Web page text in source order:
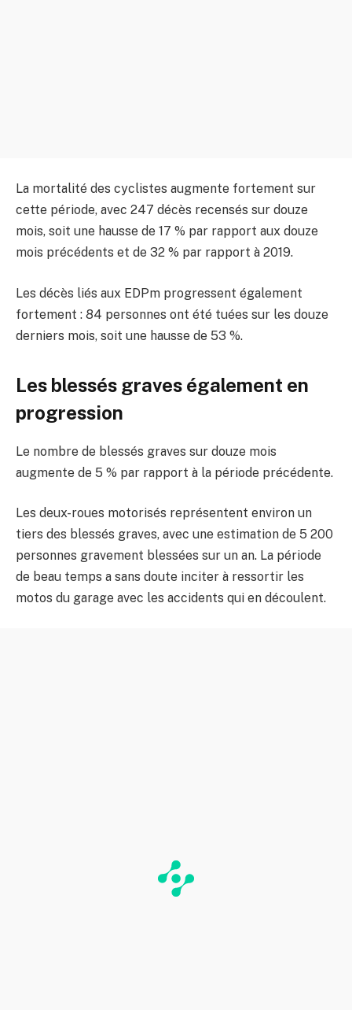
La mortalité des cyclistes augmente fortement sur
cette période, avec 247 décès recensés sur douze
mois, soit une hausse de 17 % par rapport aux douze
mois précédents et de 32 % par rapport à 2019.
Les décès liés aux EDPm progressent également
fortement : 84 personnes ont été tuées sur les douze
derniers mois, soit une hausse de 53 %.
Les blessés graves également en
progression
Le nombre de blessés graves sur douze mois
augmente de 5 % par rapport à la période précédente.
Les deux-roues motorisés représentent environ un
tiers des blessés graves, avec une estimation de 5 200
personnes gravement blessées sur un an. La période
de beau temps a sans doute inciter à ressortir les
motos du garage avec les accidents qui en découlent.